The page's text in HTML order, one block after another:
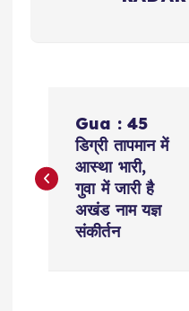
s
Gua : 45
डिग्री तापमान में
आस्था भारी,
गुवा में जारी है
अखंड नाम यज्ञ
संकीर्तन